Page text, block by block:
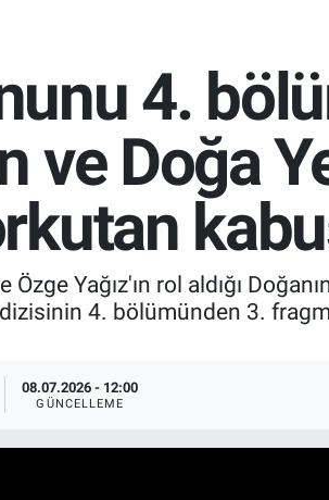
4.
ve Doğa
Yağız'ın rol aldığı
dizisinin 4. bölümünden 3.
08.07.2026 - 12:00
GÜNCELLEME